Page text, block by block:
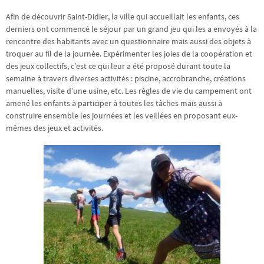
Afin de découvrir Saint-Didier, la ville qui accueillait les enfants, ces
derniers ont commencé le séjour par un grand jeu qui les a envoyés à la
rencontre des habitants avec un questionnaire mais aussi des objets à
troquer au fil de la journée. Expérimenter les joies de la coopération et
des jeux collectifs, c’est ce qui leur a été proposé durant toute la
semaine à travers diverses activités : piscine, accrobranche, créations
manuelles, visite d’une usine, etc. Les règles de vie du campement ont
amené les enfants à participer à toutes les tâches mais aussi à
construire ensemble les journées et les veillées en proposant eux-
mêmes des jeux et activités.